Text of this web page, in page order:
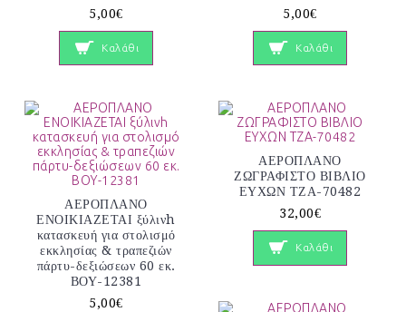
5,00€
Καλάθι
5,00€
Καλάθι
ΑΕΡΟΠΛΑΝΟ
ΕΝΟΙΚΙΑΖΕΤΑΙ ξύλινh
κατασκευή για στολισμό
εκκλησίας & τραπεζιών
πάρτυ-δεξιώσεων 60 εκ.
ΒΟΥ-12381
5,00€
ΑΕΡΟΠΛΑΝΟ
ΖΩΓΡΑΦΙΣΤΟ ΒΙΒΛΙΟ
ΕΥΧΩΝ ΤΖΑ-70482
32,00€
Καλάθι